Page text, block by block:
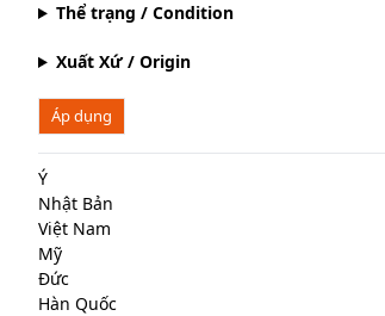
Thể trạng / Condition
Xuất Xứ / Origin
Áp dụng
Ý
Nhật Bản
Việt Nam
Mỹ
Đức
Hàn Quốc